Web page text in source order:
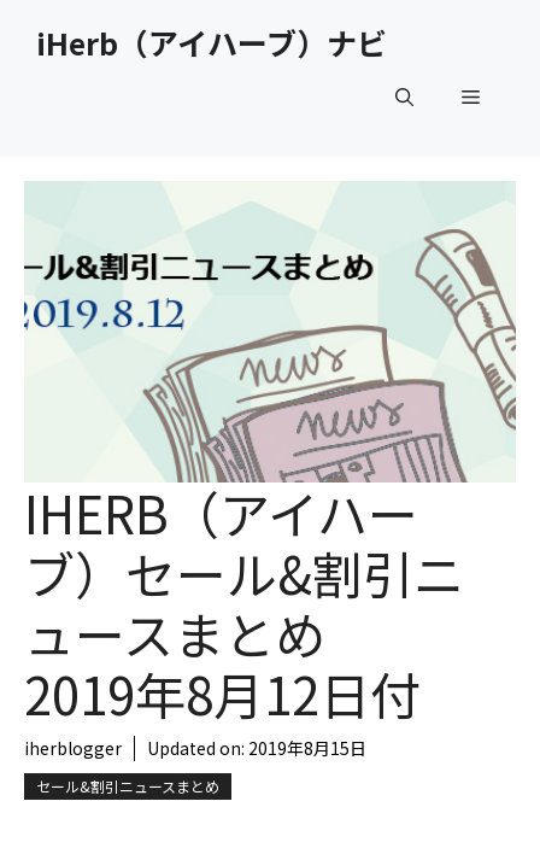
iHerb（アイハーブ）ナビ
メ
ー
IHERB（アイハー
ブ）セール&割引ニ
ュースまとめ
2019年8月12日付
iherblogger Updated on: 2019年8月15日
セール&割引ニュースまとめ